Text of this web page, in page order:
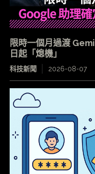
限時一個月過渡
日起「熄機」
科技新聞 2026-08-07